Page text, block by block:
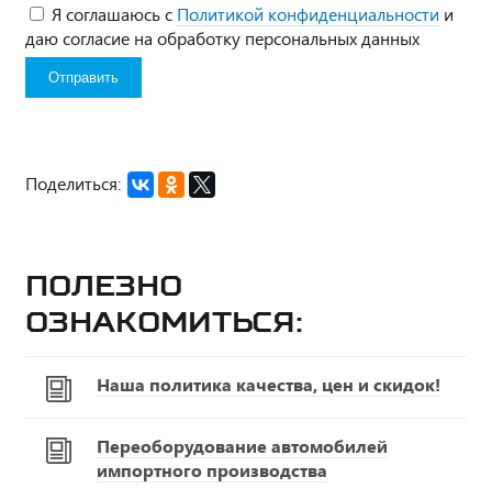
Я соглашаюсь с Политикой конфиденциальности и
даю согласие на обработку персональных данных
Поделиться:
Полезно
ознакомиться:
Наша политика качества, цен и скидок!
Переоборудование автомобилей
импортного производства